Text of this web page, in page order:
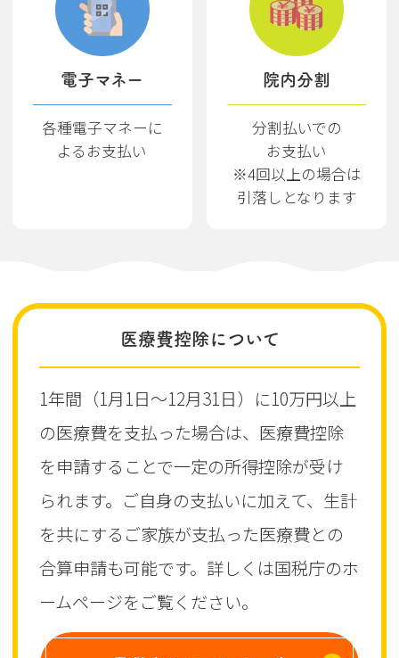
電子マネー
各種電子マネーに
よるお支払い
院内分割
分割払いでの
お支払い
※4回以上の場合は
引落しとなります
医療費控除について
1年間（1月1日～12月31日）に10万円以上
の医療費を支払った場合は、医療費控除
を申請することで一定の所得控除が受け
られます。ご自身の支払いに加えて、生計
を共にするご家族が支払った医療費との
合算申請も可能です。詳しくは国税庁のホ
ームページをご覧ください。